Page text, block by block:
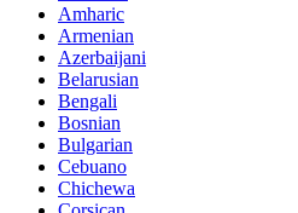
Amharic
Armenian
Azerbaijani
Belarusian
Bengali
Bosnian
Bulgarian
Cebuano
Chichewa